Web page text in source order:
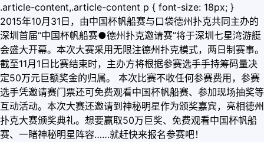
.article-content,.article-content p { font-size: 18px; }
2015年10月31日，由中国杯帆船赛与口袋德州扑克共同主办的
深圳首届“中国杯帆船赛●德州扑克邀请赛”将于深圳七星湾游艇
会盛大开幕。本次大赛采用无限注德州扑克模式，两日制赛事。
截至11月1日比赛结束时，主办方将根据参赛选手手持筹码量决
定50万元巨额奖金的归属。 本次比赛不收任何参赛费用，参赛
选手凭邀请赛门票还可免费观看中国杯帆船赛、参加现场抽奖等
互动活动。本次大赛还邀请到神秘明星作为颁奖嘉宾，亮相德州
扑克大赛颁奖典礼。想要赢取50万巨奖、免费观看中国杯帆船
赛、一睹神秘明星阵容……就赶快来报名参赛吧！